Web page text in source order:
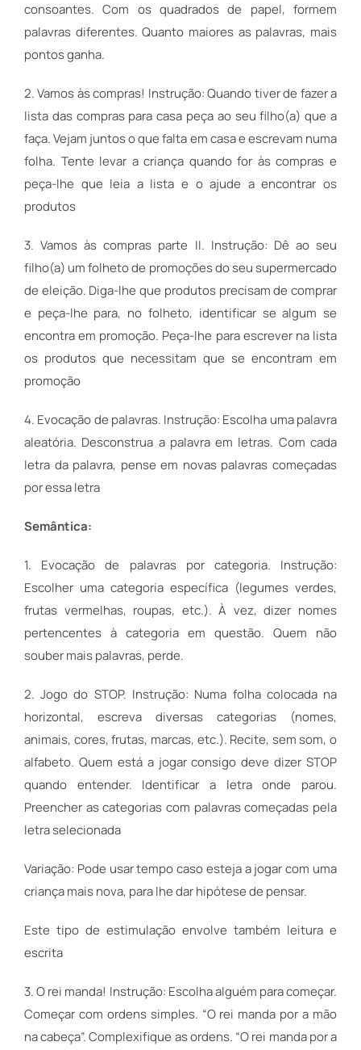
consoantes. Com os quadrados de papel, formem
palavras diferentes. Quanto maiores as palavras, mais
pontos ganha.
2. Vamos às compras! Instrução: Quando tiver de fazer a
lista das compras para casa peça ao seu filho(a) que a
faça. Vejam juntos o que falta em casa e escrevam numa
folha. Tente levar a criança quando for às compras e
peça-lhe que leia a lista e o ajude a encontrar os
produtos
3. Vamos às compras parte II. Instrução: Dê ao seu
filho(a) um folheto de promoções do seu supermercado
de eleição. Diga-lhe que produtos precisam de comprar
e peça-lhe para, no folheto, identificar se algum se
encontra em promoção. Peça-lhe para escrever na lista
os produtos que necessitam que se encontram em
promoção
4. Evocação de palavras. Instrução: Escolha uma palavra
aleatória. Desconstrua a palavra em letras. Com cada
letra da palavra, pense em novas palavras começadas
por essa letra
Semântica:
1. Evocação de palavras por categoria. Instrução:
Escolher uma categoria específica (legumes verdes,
frutas vermelhas, roupas, etc.). À vez, dizer nomes
pertencentes à categoria em questão. Quem não
souber mais palavras, perde.
2. Jogo do STOP. Instrução: Numa folha colocada na
horizontal, escreva diversas categorias (nomes,
animais, cores, frutas, marcas, etc.). Recite, sem som, o
alfabeto. Quem está a jogar consigo deve dizer STOP
quando entender. Identificar a letra onde parou.
Preencher as categorias com palavras começadas pela
letra selecionada
Variação: Pode usar tempo caso esteja a jogar com uma
criança mais nova, para lhe dar hipótese de pensar.
Este tipo de estimulação envolve também leitura e
escrita
3. O rei manda! Instrução: Escolha alguém para começar.
Começar com ordens simples. “O rei manda por a mão
na cabeça”. Complexifique as ordens. “O rei manda por a